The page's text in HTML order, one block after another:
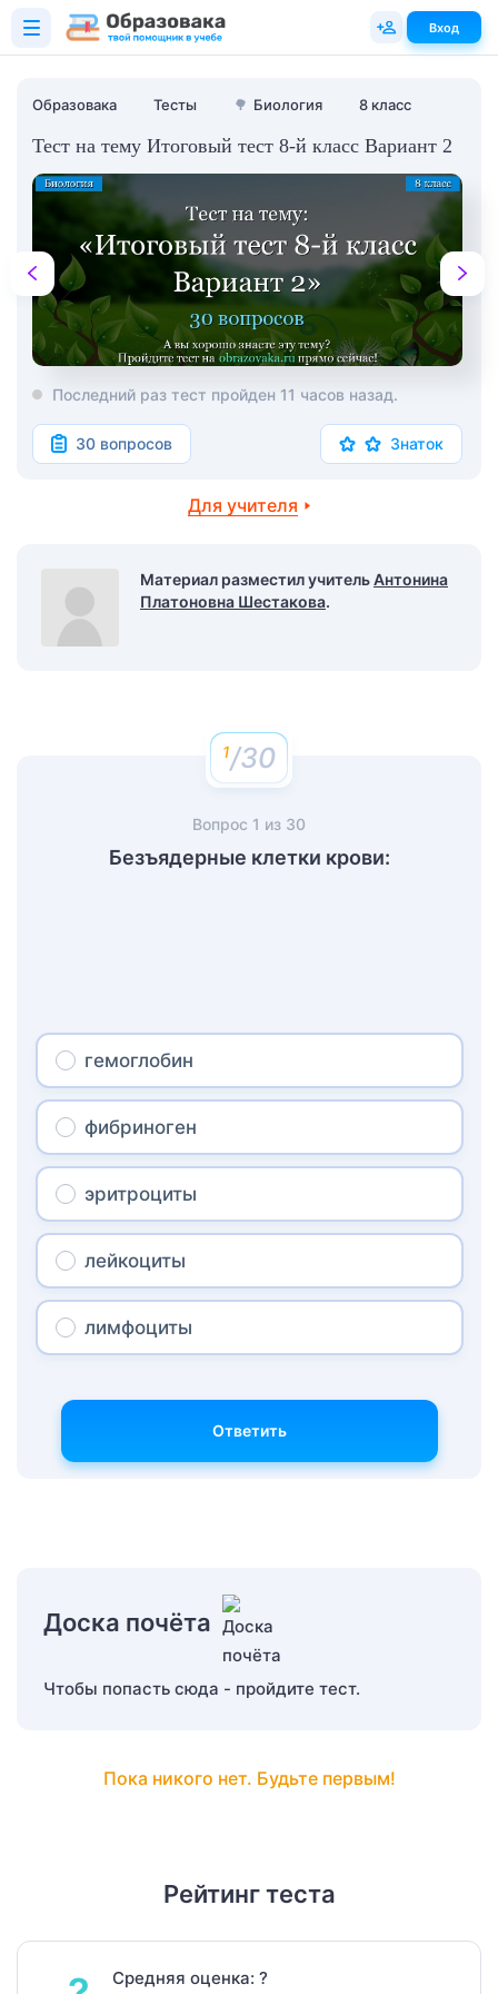
Образовака Тесты 🌳 Биология 8 класс
Тест на тему Итоговый тест 8-й класс Вариант 2
Последний раз тест пройден 11 часов назад.
30 вопросов Знаток
Для учителя
Материал разместил учительАнтонина
Платоновна Шестакова.
/30
Вопрос 1 из 30
Безъядерные клетки крови:
гемоглобин
фибриноген
эритроциты
лейкоциты
лимфоциты
Ответить
Доска почёта
Чтобы попасть сюда - пройдите тест.
Пока никого нет. Будьте первым!
Рейтинг теста
Средняя оценка: ?
Вход